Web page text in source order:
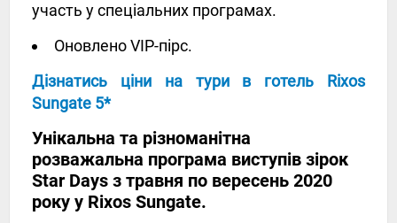
участь у спеціальних програмах.
Оновлено VIP-пірс.
Дізнатись ціни на тури в готель Rixos
Sungate 5*
Унікальна та різноманітна
розважальна програма виступів зірок
Star Days з травня по вересень 2020
року у Rixos Sungate.